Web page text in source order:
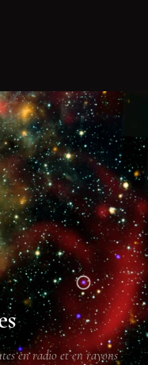
en radio et en rayons